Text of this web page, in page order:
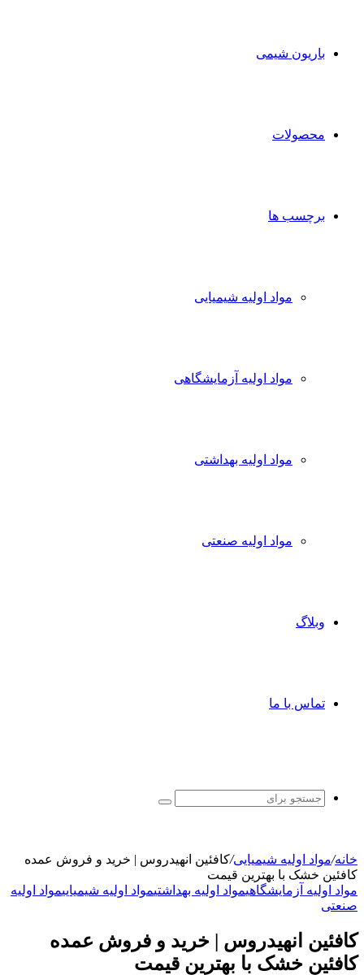
باریون شیمی
محصولات
برچسب ها
مواد اولیه شیمیایی
مواد اولیه آزمایشگاهی
مواد اولیه بهداشتی
مواد اولیه صنعتی
وبلاگ
تماس با ما
جستجو
خانه/مواد اولیه شیمیایی/کافئین انهیدروس | خرید و فروش عمده
کافئین خشک با بهترین قیمت
مواد اولیه آزمایشگاهیمواد اولیه بهداشتیمواد اولیه شیمیاییمواد اولیه
صنعتی
کافئین انهیدروس | خرید و فروش عمده
کافئین خشک با بهترین قیمت